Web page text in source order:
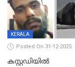
KERALA
Posted On 31-12-2025
കസ്റ്റഡിയിൽ